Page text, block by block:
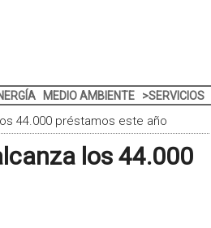
MEDIO AMBIENTE >SERVICIOS
44.000 préstamos este año
los 44.000